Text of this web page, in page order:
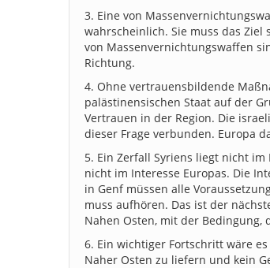
3. Eine von
wahrscheinlich. Sie muss das Ziel
von Massenvernichtungswaffen
Richtung.
4. Ohne vertrauensbildende
palästinensischen Staat auf der
Vertrauen in der Region. Die
dieser Frage verbunden. Europa
5. Ein Zerfall Syriens liegt nicht
nicht im Interesse Europas. Die
in Genf müssen alle
muss aufhören. Das ist der
Nahen Osten, mit der Bedingung,
6. Ein wichtiger Fortschritt wäre
Naher Osten zu liefern und kein